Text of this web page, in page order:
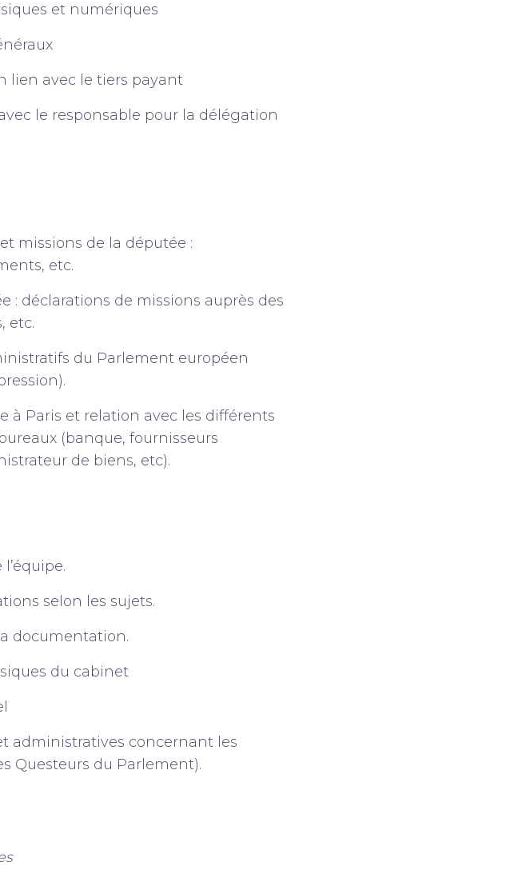
et numériques
lien avec le tiers payant
le responsable pour la délégation
missions de la députée :
etc.
: déclarations de missions auprès des
etc.
du Parlement européen
à Paris et relation avec les différents
(banque, fournisseurs
de biens, etc).
selon les sujets.
documentation.
du cabinet
administratives concernant les
Questeurs du Parlement).